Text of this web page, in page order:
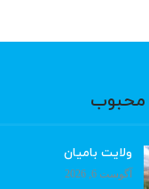
ولایت بامیان
آگوست 6, 2026